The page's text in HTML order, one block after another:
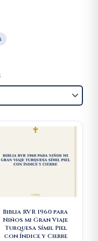
Biblia RVR 1960 para
Niños mi Gran Viaje
Turquesa Símil Piel
con Índice y Cierre